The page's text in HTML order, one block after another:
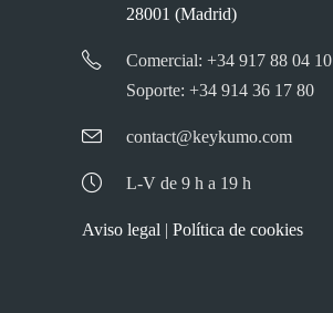
28001 (Madrid)
Comercial: +34 917 88 04 10
Soporte: +34 914 36 17 80
contact@keykumo.com
L-V de 9 h a 19 h
Aviso legal | Política de cookies